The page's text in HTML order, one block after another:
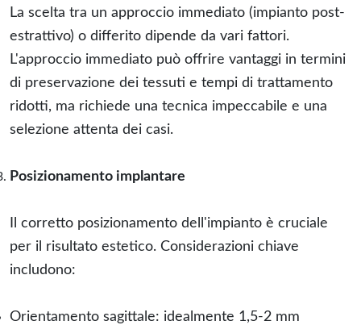
La scelta tra un approccio immediato (impianto post-
estrattivo) o differito dipende da vari fattori.
L'approccio immediato può offrire vantaggi in termini
di preservazione dei tessuti e tempi di trattamento
ridotti, ma richiede una tecnica impeccabile e una
selezione attenta dei casi.
Posizionamento implantare
Il corretto posizionamento dell'impianto è cruciale
per il risultato estetico. Considerazioni chiave
includono:
Orientamento sagittale: idealmente 1,5-2 mm